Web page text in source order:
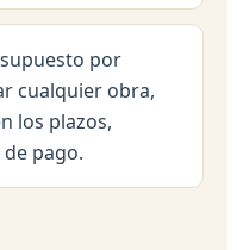
por
cualquier obra,
los plazos,
pago.